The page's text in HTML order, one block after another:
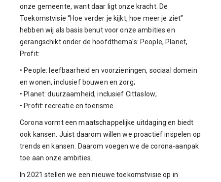
onze gemeente, want daar ligt onze kracht. De
Toekomstvisie “Hoe verder je kijkt, hoe meer je ziet”
hebben wij als basis benut voor onze ambities en
gerangschikt onder de hoofdthema's: People, Planet,
Profit:
• People: leefbaarheid en voorzieningen, sociaal domein
en wonen, inclusief bouwen en zorg;
• Planet: duurzaamheid, inclusief Cittaslow;
• Profit: recreatie en toerisme.
Corona vormt een maatschappelijke uitdaging en biedt
ook kansen. Juist daarom willen we proactief inspelen op
trends en kansen. Daarom voegen we de corona-aanpak
toe aan onze ambities.
In 2021 stellen we een nieuwe toekomstvisie op in